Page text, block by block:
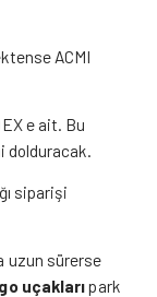
ACMI
e ait. Bu
dolduracak.
siparişi
uzun sürerse
uçaklarıpark